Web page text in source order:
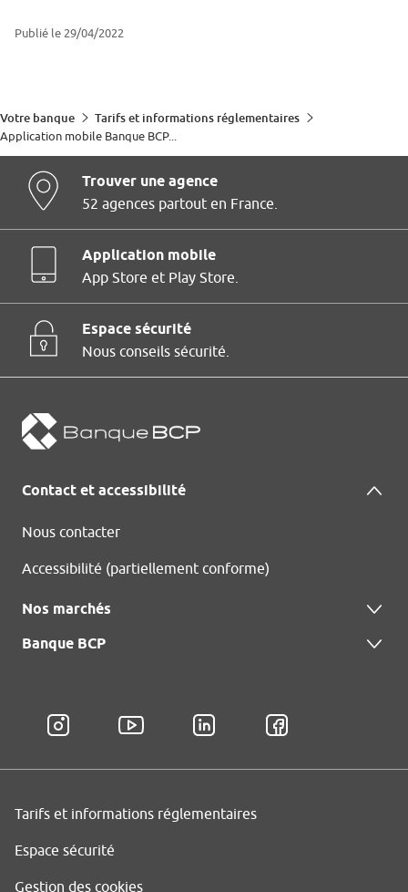
Publié le 29/04/2022
Votre banque
Tarifs et informations réglementaires
Application mobile Banque BCP...
Trouver une agence
52 agences partout en France.
Application mobile
App Store et Play Store.
Espace sécurité
Nous conseils sécurité.
Contact et accessibilité
Nous contacter
Accessibilité (partiellement conforme)
Nos marchés
Banque BCP
Tarifs et informations réglementaires
Espace sécurité
Gestion des cookies